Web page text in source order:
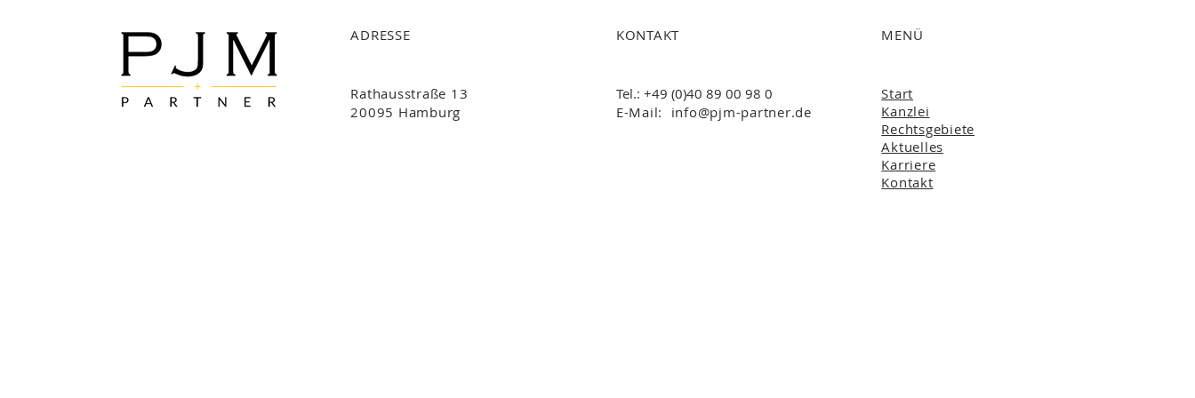
ADRESSE
Rathausstraße 13
20095 Hamburg
KONTAKT
Tel.: +49 (0)40 89 00 98 0
E-Mail: info@pjm-partner.de
MENÜ
Start
Kanzlei
Rechtsgebiete
Aktuelles
Karriere
Kontakt